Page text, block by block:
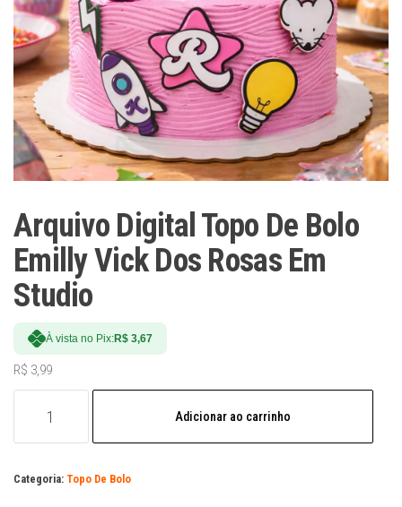
Arquivo Digital Topo De Bolo
Emilly Vick Dos Rosas Em
Studio
À vista no Pix:R$ 3,67
R$ 3,99
Topo
Bolo
Adicionar ao carrinho
Categoria: Topo De Bolo